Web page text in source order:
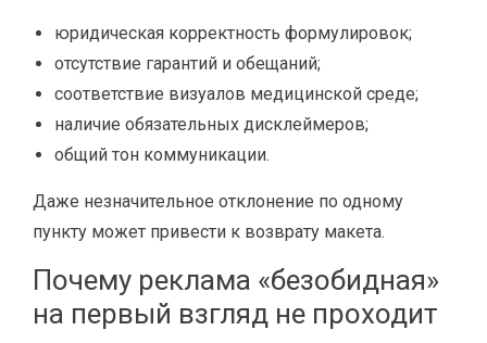
юридическая корректность формулировок;
отсутствие гарантий и обещаний;
соответствие визуалов медицинской среде;
наличие обязательных дисклеймеров;
общий тон коммуникации.
Даже незначительное отклонение по одному
пункту может привести к возврату макета.
Почему реклама «безобидная»
на первый взгляд не проходит